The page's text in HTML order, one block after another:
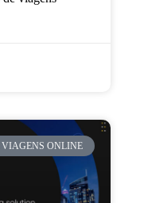
VIAGENS ONLINE